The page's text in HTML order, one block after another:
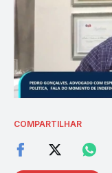
COMPARTILHAR